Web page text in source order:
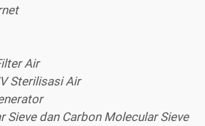
Air
Sterilisasi Air
Sieve dan Carbon Molecular Sieve